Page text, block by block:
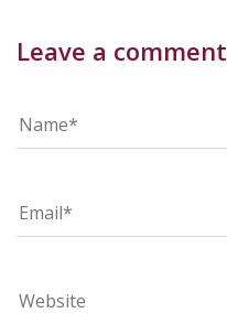
Leave a comment